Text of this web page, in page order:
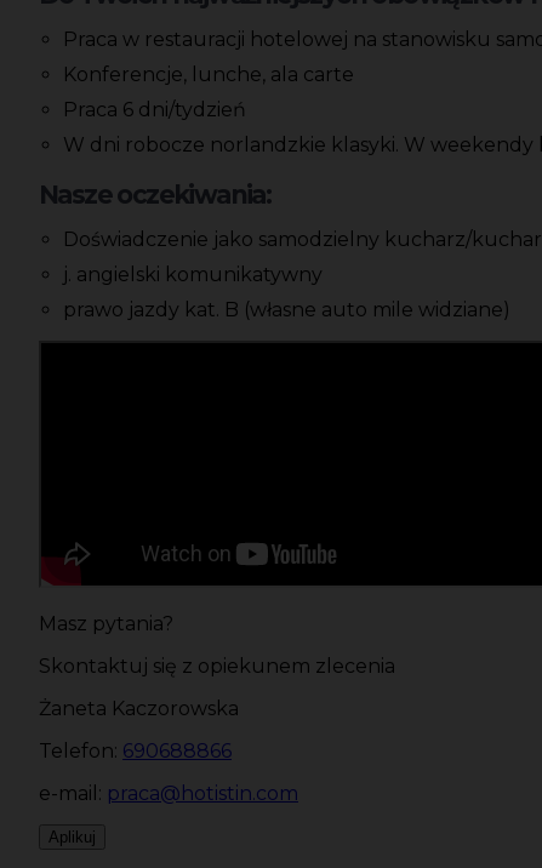
Praca w restauracji hotelowej na stanowisku
Konferencje, lunche, ala carte
Praca 6 dni/tydzień
W dni robocze norlandzkie klasyki. W
Nasze oczekiwania:
Doświadczenie jako samodzielny kucharz/
j. angielski komunikatywny
prawo jazdy kat. B (własne auto mile widziane)
Masz pytania?
Skontaktuj się z opiekunem zlecenia
Żaneta Kaczorowska
Telefon: 690688866
e-mail: praca@hotistin.com
Aplikuj